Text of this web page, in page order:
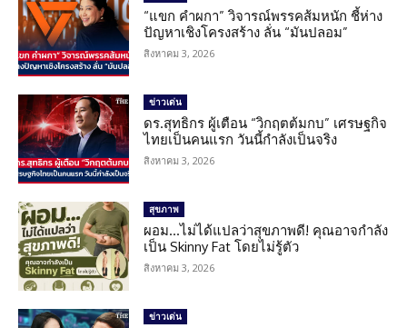
“แขก คำผกา” วิจารณ์พรรคส้มหนัก ชี้ห่าง
ปัญหาเชิงโครงสร้าง ลั่น “มันปลอม”
สิงหาคม 3, 2026
ข่าวเด่น
ดร.สุทธิกร ผู้เตือน “วิกฤตต้มกบ” เศรษฐกิจ
ไทยเป็นคนแรก วันนี้กำลังเป็นจริง
สิงหาคม 3, 2026
สุขภาพ
ผอม…ไม่ได้แปลว่าสุขภาพดี! คุณอาจกำลัง
เป็น Skinny Fat โดยไม่รู้ตัว
สิงหาคม 3, 2026
ข่าวเด่น